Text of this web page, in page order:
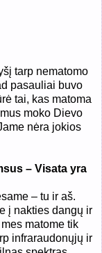
tarp nematomo
pasauliai buvo
tai, kas matoma
moko Dievo
nėra jokios
– Visata yra
– tu ir aš.
į nakties dangų ir
matome tik
infraraudonųjų ir